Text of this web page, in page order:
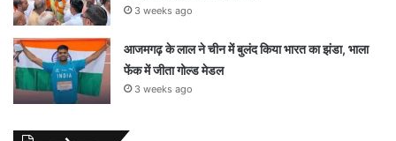
3 weeks ago
आजमगढ़ के लाल ने चीन में बुलंद किया भारत का झंडा, भाला
फेंक में जीता गोल्ड मेडल
3 weeks ago